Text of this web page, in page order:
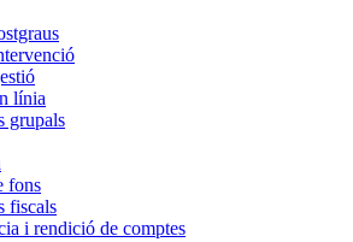
línia
grupals
fons
fiscals
i rendició de comptes